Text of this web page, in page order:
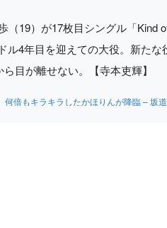
19）が17枚目シングル「Kind
4年目を迎えての大役。新たな
目が離せない。【寺本吏輝】
ラしたかほりんが降臨 – 坂道の火曜日 – 芸能コ